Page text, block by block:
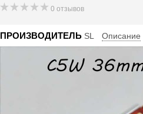
0 отзывов
ПРОИЗВОДИТЕЛЬ SL Описание